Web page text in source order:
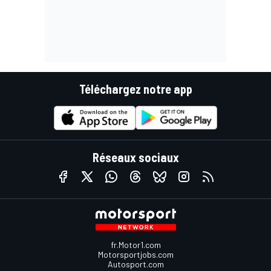
Téléchargez notre app
Réseaux sociaux
fr.Motor1.com
Motorsportjobs.com
Autosport.com